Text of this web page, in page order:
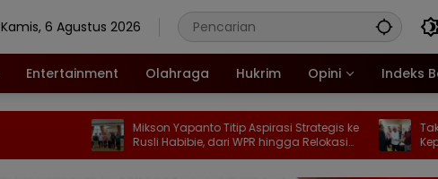
Kamis, 6 Agustus 2026
Entertainment Olahraga Hukrim Opini Indeks
Mikson Yapanto Titip Aspirasi Strategis ke
Rusli Habibie, dari WPR hingga Relokasi
Fuel Terminal Pertamina
Tak Ada Warna
Kepentingan